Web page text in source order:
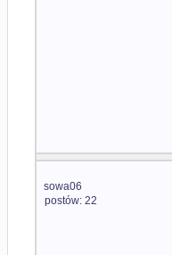
sowa06
postów: 22